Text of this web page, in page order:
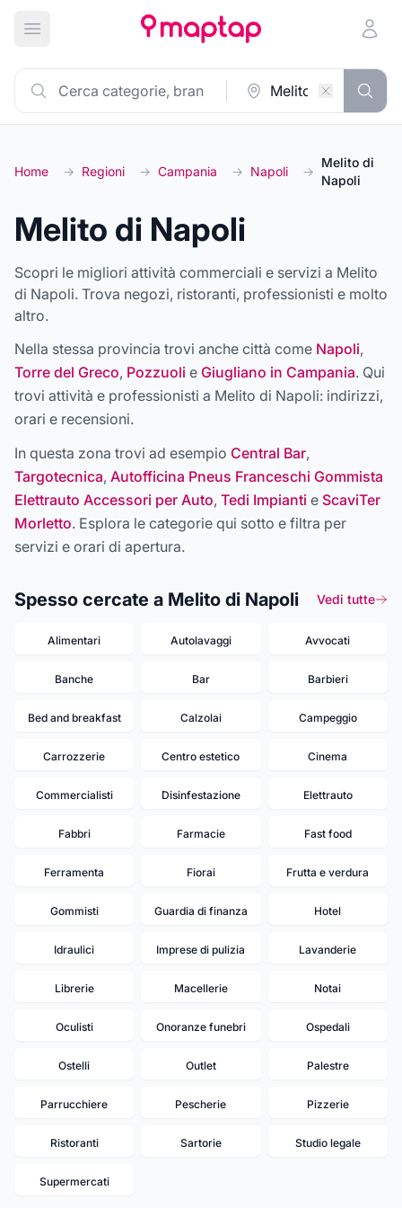
Apri menu principale
Home → Regioni → Campania → Napoli →
Melito di
Napoli
Melito di Napoli
Scopri le migliori attività commerciali e servizi a Melito
di Napoli. Trova negozi, ristoranti, professionisti e molto
altro.
Nella stessa provincia trovi anche città come Napoli,
Torre del Greco, Pozzuoli e Giugliano in Campania. Qui
trovi attività e professionisti a Melito di Napoli: indirizzi,
orari e recensioni.
In questa zona trovi ad esempio Central Bar,
Targotecnica, Autofficina Pneus Franceschi Gommista
Elettrauto Accessori per Auto, Tedi Impianti e ScaviTer
Morletto. Esplora le categorie qui sotto e filtra per
servizi e orari di apertura.
Spesso cercate a Melito di Napoli Vedi tutte
Alimentari Autolavaggi Avvocati
Banche Bar Barbieri
Bed and breakfast Calzolai Campeggio
Carrozzerie Centro estetico Cinema
Commercialisti Disinfestazione Elettrauto
Fabbri Farmacie Fast food
Ferramenta Fiorai Frutta e verdura
Gommisti Guardia di finanza Hotel
Idraulici Imprese di pulizia Lavanderie
Librerie Macellerie Notai
Oculisti Onoranze funebri Ospedali
Ostelli Outlet Palestre
Parrucchiere Pescherie Pizzerie
Ristoranti Sartorie Studio legale
Supermercati